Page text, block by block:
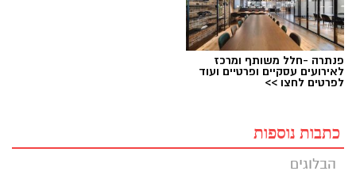
פנתרה -חלל משותף ומרכז
לאירועים עסקיים ופרטיים ועוד
לפרטים לחצו >>
כתבות נוספות
הבלוגים